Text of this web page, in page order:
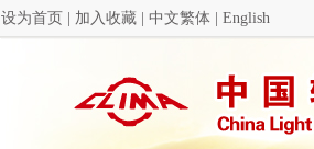
设为首页 加入收藏 中文繁体 English